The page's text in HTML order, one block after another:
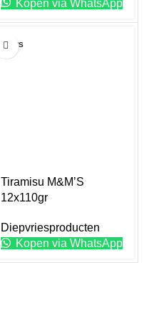
Kopen via WhatsApp
M&M'S
Tiramisu M&M’S
12x110gr
Diepvriesproducten
Kopen via WhatsApp